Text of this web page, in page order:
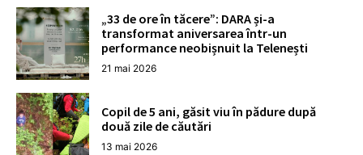
„33 de ore în tăcere”: DARA și-a
transformat aniversarea într-un
performance neobișnuit la Telenești
21 mai 2026
Copil de 5 ani, găsit viu în pădure după
două zile de căutări
13 mai 2026